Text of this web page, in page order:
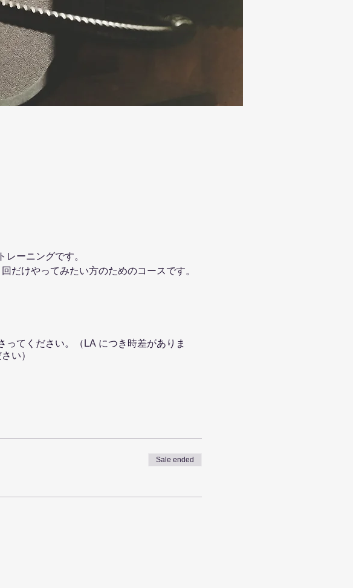
ーニングです。
だけやってみたい方のためのコースです。
てください。（LA につき時差がありま
い）
り引きクーポンをお出しします。
Sale ended